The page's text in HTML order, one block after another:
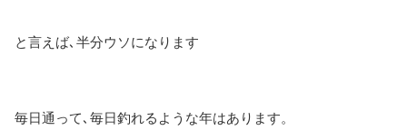
と言えば､半分ウソになります
毎日通って､毎日釣れるような年はあります。